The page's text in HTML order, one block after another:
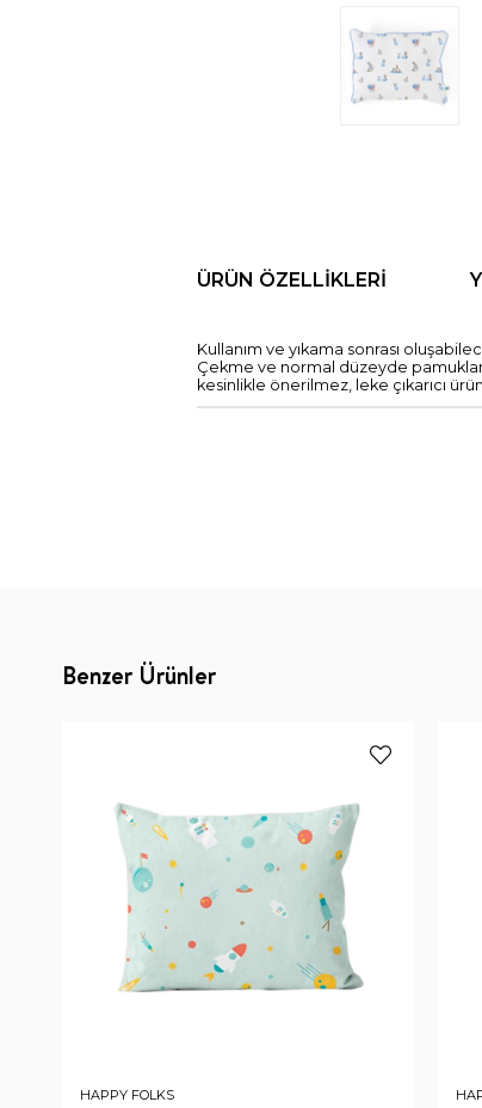
ÜRÜN ÖZELLIKLERI
Kullanım ve yıkama sonrası
Çekme ve normal düzeyde
kesinlikle önerilmez, leke çıkarıcı
Benzer Ürünler
HAPPY FOLKS